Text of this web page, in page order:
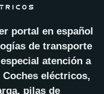
portal en español
de transporte
atención a
eléctricos,
pilas de